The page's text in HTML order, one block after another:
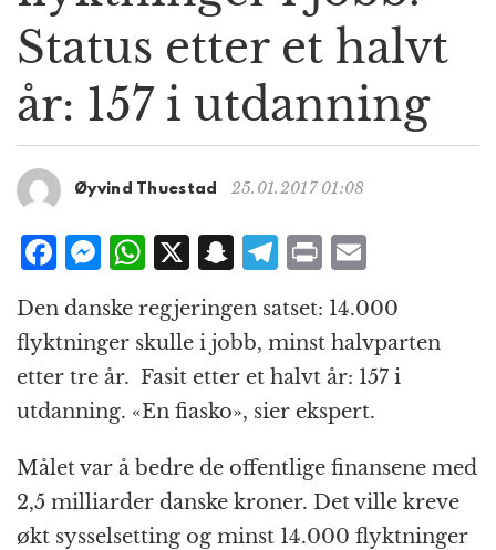
a
t
o
Status etter et halvt
år: 157 i utdanning
Øyvind Thuestad 25.01.2017 01:08
F
a
c
e
b
o
o
k
M
e
ss
e
n
g
e
r
W
at
s
A
p
p
X S
a
p
c
h
at
T
e
g
r
a
m
P
ri
n
t
ai
l
Den danske regjeringen satset: 14.000
flyktninger skulle i jobb, minst halvparten
etter tre år. Fasit etter et halvt år: 157 i
utdanning. «En fiasko», sier ekspert.
Målet var å bedre de offentlige finansene med
2,5 milliarder danske kroner. Det ville kreve
økt sysselsetting og minst 14.000 flyktninger